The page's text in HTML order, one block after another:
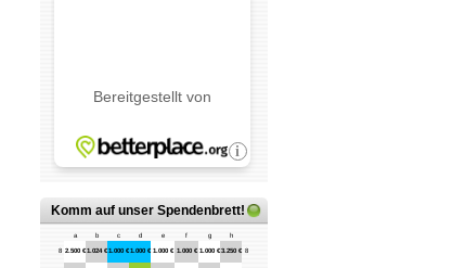
Komm auf unser Spendenbrett!
a b c d e f g h
8 2.500 € 1.024 € 1.000 € 1.000 € 1.000 € 1.000 € 1.000 € 3.250 € 8